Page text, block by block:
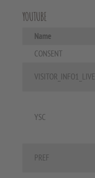
YOUTUBE
Name
CONSENT
VISITOR_INFO1_LIVE
YSC
PREF